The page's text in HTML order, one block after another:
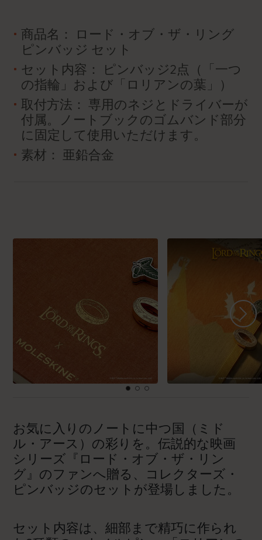
商品名： ロード・オブ・ザ・リング
ピンバッジ セット
セット内容： ピンバッジ2点（「一つ
の指輪」および「ロリアンの葉」）
取付方法： 専用のネジとドライバーが
付属。ノートブックのゴムバンド部分
に固定して使用いただけます。
素材： 亜鉛合金
お気に入りのノートに中つ国（ミド
ル・アース）の彩りを。伝説的な映画
シリーズ『ロード・オブ・ザ・リン
グ』のファンへ贈る、コレクターズ・
ピンバッジのセットが登場しました。
セット内容は、細部まで精巧に作られ